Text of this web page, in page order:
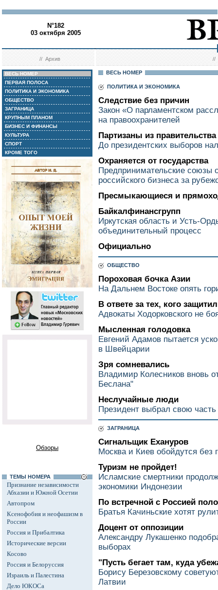
N°182
03 октября 2005
//Архив //
ВЕСЬ НОМЕР
ПЕРВАЯ ПОЛОСА
ПОЛИТИКА И ЭКОНОМИКА
ОБЩЕСТВО
ЗАГРАНИЦА
КРУПНЫМ ПЛАНОМ
БИЗНЕС И ФИНАНСЫ
КУЛЬТУРА
СПОРТ
КРОМЕ ТОГО
Обзоры
ТЕМЫ НОМЕРА
Признание независимости
Абхазии и Южной Осетии
Автопром
Ксенофобия и неофашизм в
России
Россия и Прибалтика
Исторические версии
Косово
Россия и Белоруссия
Израиль и Палестина
Дело ЮКОСа
ВЕСЬ НОМЕР
ПОЛИТИКА И ЭКОНОМИКА
Следствие без причин
Закон «О парламентском
на правоохранителей
Партизаны из правительства
До президентских выборов
Охраняется от государства
Предпринимательские
российского бизнеса за
Пресмыкающиеся и
Байкалфинансгрупп
Иркутская область и Усть-
объединительный процесс
Официально
ОБЩЕСТВО
Пороховая бочка Азии
На Дальнем Востоке опять
В ответе за тех, кого
Адвокаты Ходорковского не
Мысленная голодовка
Евгений Адамов пытается
в Швейцарии
Зря сомневались
Владимир Колесников вновь
Беслана"
Неслучайные люди
Президент выбрал свою
ЗАГРАНИЦА
Сигнальщик Ехануров
Москва и Киев обойдутся без
Туризм не пройдет!
Исламские смертники
экономики Индонезии
По встречной с Россией
Братья Качиньские хотят
Доцент от оппозиции
Александру Лукашенко
выборах
"Пусть бегает там, куда
Борису Березовскому
Латвии